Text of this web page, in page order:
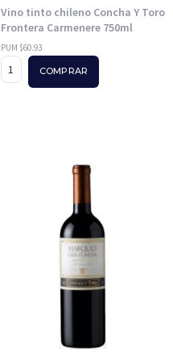
Vino tinto chileno Concha Y Toro
Frontera Carmenere 750ml
PUM $60.93
COMPRAR